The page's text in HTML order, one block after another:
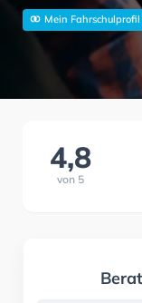
Mein
4,8
von 5